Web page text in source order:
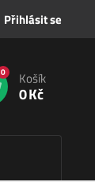
Přihlásit se
0 Košík
0 Kč